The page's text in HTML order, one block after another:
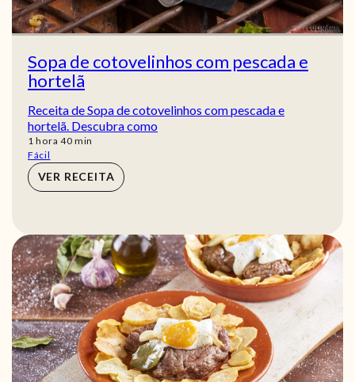
Sopa de cotovelinhos com pescada e
hortelã
Receita de Sopa de cotovelinhos com pescada e
hortelã. Descubra como
1 hora
hora 40min
min
Fácil
VER RECEITA